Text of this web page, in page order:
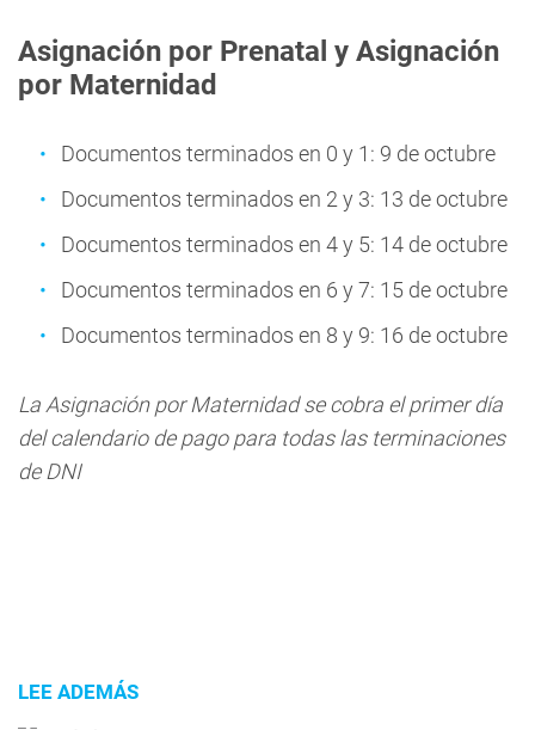
Asignación por Prenatal y Asignación
por Maternidad
Documentos terminados en 0 y 1: 9 de octubre
Documentos terminados en 2 y 3: 13 de octubre
Documentos terminados en 4 y 5: 14 de octubre
Documentos terminados en 6 y 7: 15 de octubre
Documentos terminados en 8 y 9: 16 de octubre
La Asignación por Maternidad se cobra el primer día
del calendario de pago para todas las terminaciones
de DNI
LEE ADEMÁS